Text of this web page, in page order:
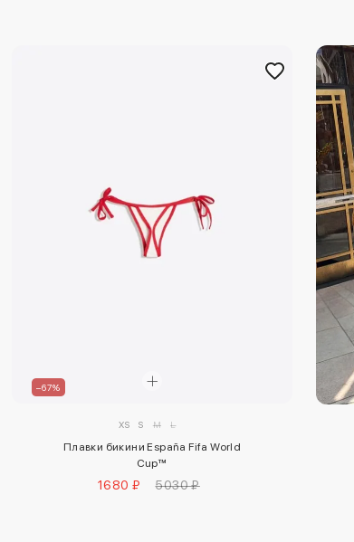
–67%
XS S M L
Плавки бикини España Fifa World
Cup™
1680 ₽ 5030 ₽